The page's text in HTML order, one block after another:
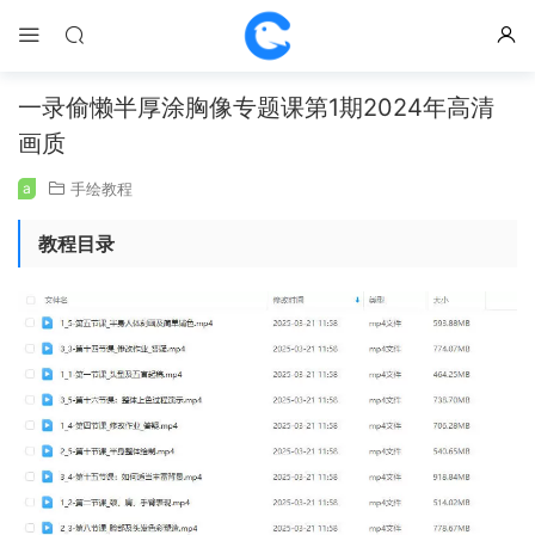
一录偷懒半厚涂胸像专题课第1期2024年高清
画质
a 手绘教程
教程目录